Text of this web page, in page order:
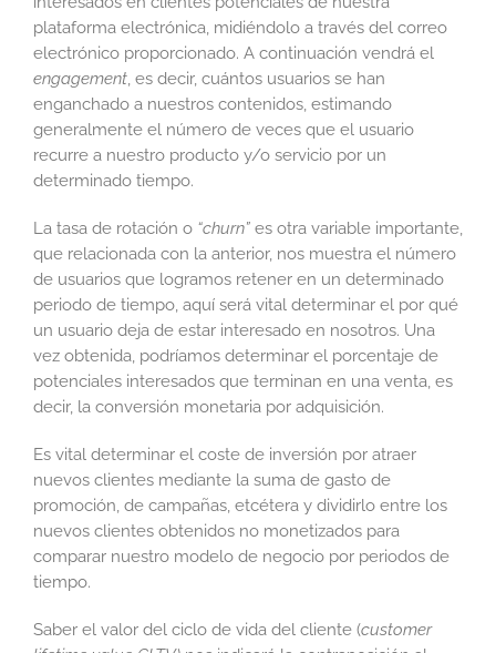
plataforma electrónica, midiéndolo a través del correo
electrónico proporcionado. A continuación vendrá el
engagement, es decir, cuántos usuarios se han
enganchado a nuestros contenidos, estimando
generalmente el número de veces que el usuario
recurre a nuestro producto y/o servicio por un
determinado tiempo.
La tasa de rotación o “churn” es otra variable importante,
que relacionada con la anterior, nos muestra el número
de usuarios que logramos retener en un determinado
periodo de tiempo, aquí será vital determinar el por qué
un usuario deja de estar interesado en nosotros. Una
vez obtenida, podríamos determinar el porcentaje de
potenciales interesados que terminan en una venta, es
decir, la conversión monetaria por adquisición.
Es vital determinar el coste de inversión por atraer
nuevos clientes mediante la suma de gasto de
promoción, de campañas, etcétera y dividirlo entre los
nuevos clientes obtenidos no monetizados para
comparar nuestro modelo de negocio por periodos de
tiempo.
Saber el valor del ciclo de vida del cliente (customer